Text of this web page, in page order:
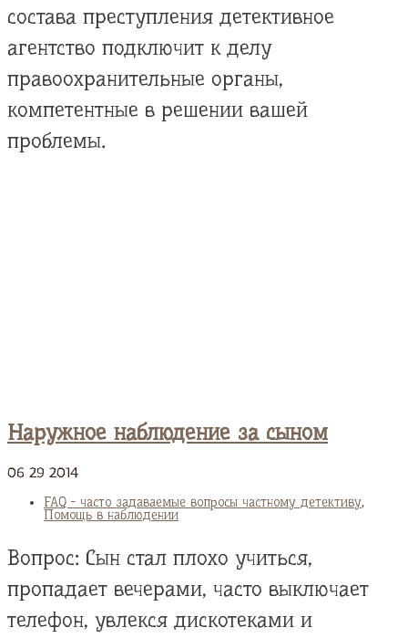
состава преступления детективное
агентство подключит к делу
правоохранительные органы,
компетентные в решении вашей
проблемы.
Наружное наблюдение за сыном
06 29 2014
FAQ - часто задаваемые вопросы частному детективу,
Помощь в наблюдении
Вопрос: Сын стал плохо учиться,
пропадает вечерами, часто выключает
телефон, увлекся дискотеками и